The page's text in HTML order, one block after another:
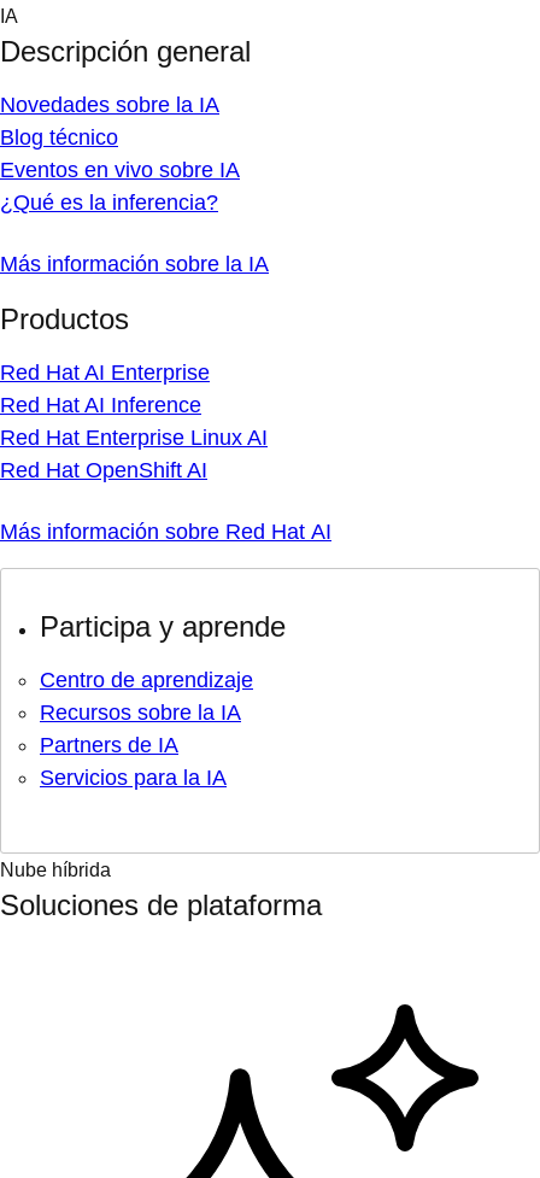
Skip
content
IA
Descripción general
Novedades sobre la IA
Blog técnico
Eventos en vivo sobre IA
¿Qué es la inferencia?
Más información sobre la IA
Productos
Red Hat AI Enterprise
Red Hat AI Inference
Red Hat Enterprise Linux AI
Red Hat OpenShift AI
Más información sobre Red Hat AI
Participa y aprende
Centro de aprendizaje
Recursos sobre la IA
Partners de IA
Servicios para la IA
Nube híbrida
Soluciones de plataforma